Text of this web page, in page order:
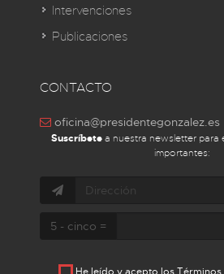
Intervenciones
Publicaciones
CONTACTO
oficina@presidentegonzalez.es
Suscríbetea nuestra newsletter para
importantes:
5 - cinco =